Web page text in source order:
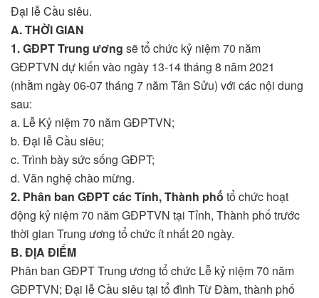
Đại lễ Cầu siêu.
A. THỜI GIAN
1. GĐPT Trung ương sẽ tổ chức kỷ niệm 70 năm
GĐPTVN dự kiến vào ngày 13-14 tháng 8 năm 2021
(nhằm ngày 06-07 tháng 7 năm Tân Sửu) với các nội dung
sau:
a. Lễ Kỷ niệm 70 năm GĐPTVN;
b. Đại lễ Cầu siêu;
c. Trình bày sức sống GĐPT;
d. Văn nghệ chào mừng.
2. Phân ban GĐPT các Tỉnh, Thành phố tổ chức hoạt
động kỷ niệm 70 năm GĐPTVN tại Tỉnh, Thành phố trước
thời gian Trung ương tổ chức ít nhất 20 ngày.
B. ĐỊA ĐIỂM
Phân ban GĐPT Trung ương tổ chức Lễ kỷ niệm 70 năm
GĐPTVN; Đại lễ Cầu siêu tại tổ đình Từ Đàm, thành phố